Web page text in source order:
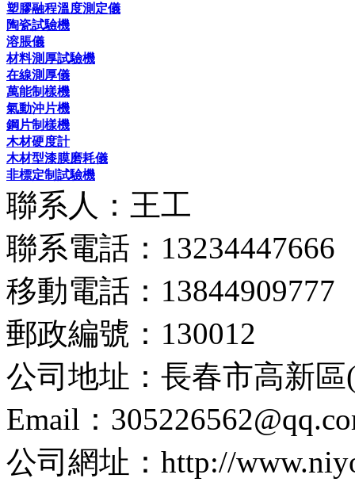
塑膠融程溫度測定儀
陶瓷試驗機
溶脹儀
材料測厚試驗機
在線測厚儀
萬能制樣機
氣動沖片機
鋼片制樣機
木材硬度計
木材型漆膜磨耗儀
非標定制試驗機
聯系人：王工
聯系電話：13234447666
移動電話：13844909777
郵政編號：130012
公司地址：長春市高新區
Email：
公司網址：http://